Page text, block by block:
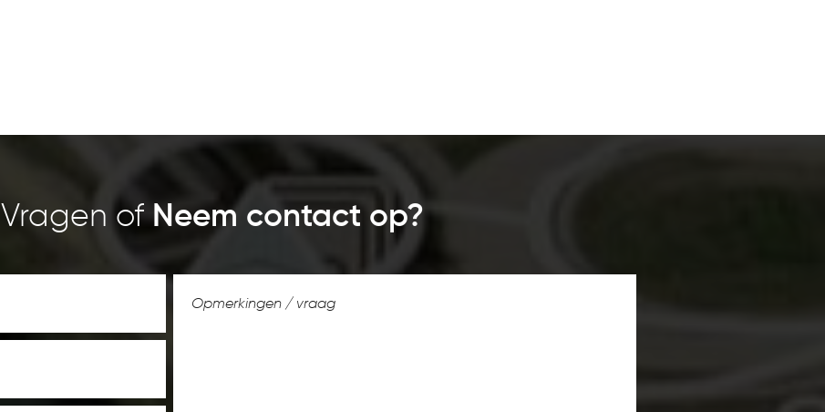
Vragen ofNeem contact op?